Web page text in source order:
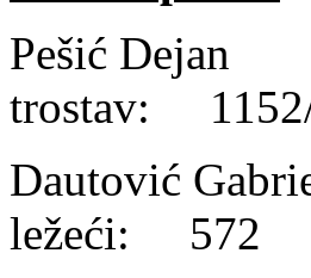
Pešić
trostav:
ležeći: